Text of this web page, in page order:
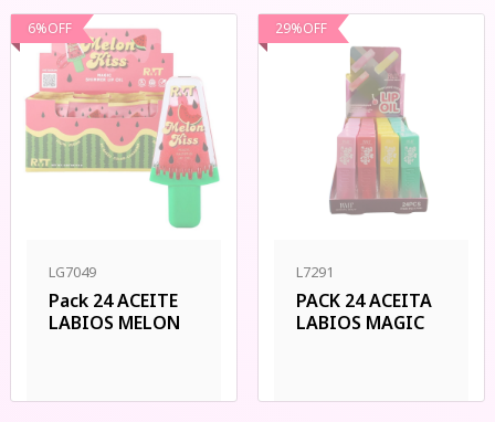
6%OFF
LG7049
Pack 24 ACEITE
LABIOS MELON
29%OFF
L7291
PACK 24 ACEITA
LABIOS MAGIC